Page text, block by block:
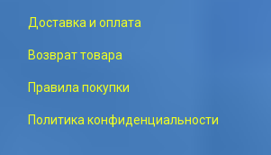
Доставка и оплата
Возврат товара
Правила покупки
Политика конфиденциальности